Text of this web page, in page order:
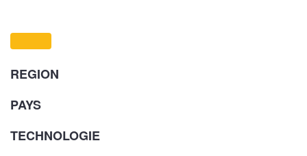
REGION
PAYS
TECHNOLOGIE